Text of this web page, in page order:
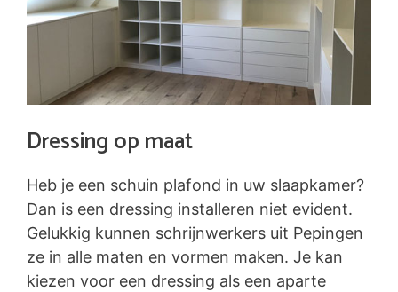
Dressing op maat
Heb je een schuin plafond in uw slaapkamer?
Dan is een dressing installeren niet evident.
Gelukkig kunnen schrijnwerkers uit Pepingen
ze in alle maten en vormen maken. Je kan
kiezen voor een dressing als een aparte